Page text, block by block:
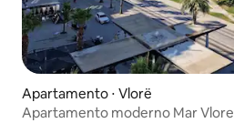
Apartamento ⋅ Vlorë
Apartamento moderno Mar Vlore